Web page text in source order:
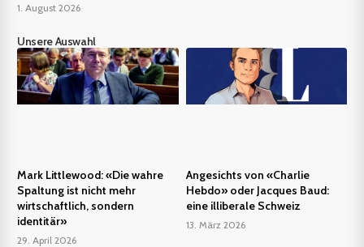
1. August 2026
Unsere Auswahl
Mark Littlewood: «Die wahre
Spaltung ist nicht mehr
wirtschaftlich, sondern
identitär»
29. April 2026
Angesichts von «Charlie
Hebdo» oder Jacques Baud:
eine illiberale Schweiz
13. März 2026